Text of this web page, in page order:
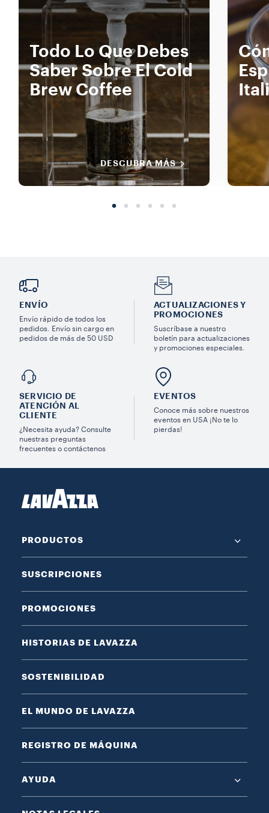
Todo Lo Que Debes
Saber Sobre El Cold
Brew Coffee
DESCUBRA MÁS
ENVÍO
Envío rápido de todos los
pedidos. Envío sin cargo en
pedidos de más de 50 USD
ACTUALIZACIONES Y
PROMOCIONES
Suscríbase a nuestro
boletín para actualizaciones
y promociones especiales.
SERVICIO DE
ATENCIÓN AL
CLIENTE
¿Necesita ayuda? Consulte
nuestras preguntas
frecuentes o contáctenos
EVENTOS
Conoce más sobre nuestros
eventos en USA ¡No te lo
pierdas!
PRODUCTOS
SUSCRIPCIONES
PROMOCIONES
HISTORIAS DE LAVAZZA
SOSTENIBILIDAD
EL MUNDO DE LAVAZZA
REGISTRO DE MÁQUINA
AYUDA